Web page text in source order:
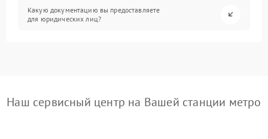
Какую документацию вы предоставляете
для юридических лиц?
Наш сервисный центр на Вашей станции метро